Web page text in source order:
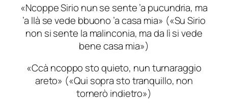
«Ncoppe Sirio nun se sente ’a pucundria, ma
’a llà se vede bbuono ’a casa mia» («Su Sirio
non si sente la malinconia, ma da lì si vede
bene casa mia»)
«Ccà ncoppo sto quieto, nun turnaraggio
areto» («Qui sopra sto tranquillo, non
tornerò indietro»)